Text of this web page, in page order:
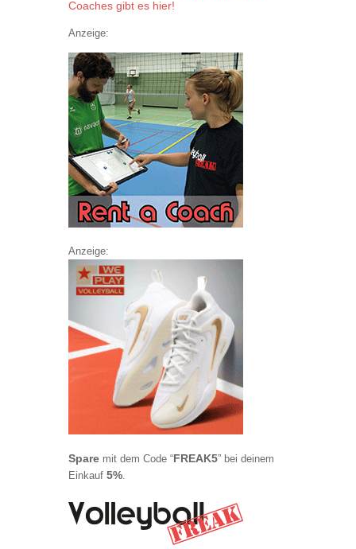
Coaches gibt es hier!
Anzeige:
Anzeige:
Spare mit dem Code “FREAK5” bei deinem
Einkauf 5%